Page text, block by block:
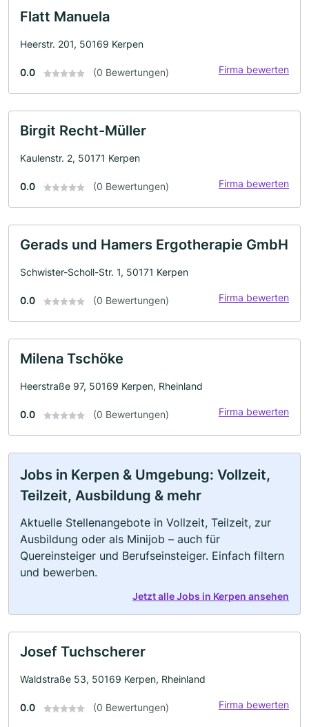
Flatt Manuela
Heerstr. 201, 50169 Kerpen
0.0 (0 Bewertungen) Firma bewerten
Birgit Recht-Müller
Kaulenstr. 2, 50171 Kerpen
0.0 (0 Bewertungen) Firma bewerten
Gerads und Hamers Ergotherapie GmbH
Schwister-Scholl-Str. 1, 50171 Kerpen
0.0 (0 Bewertungen) Firma bewerten
Milena Tschöke
Heerstraße 97, 50169 Kerpen, Rheinland
0.0 (0 Bewertungen) Firma bewerten
Jobs in Kerpen & Umgebung: Vollzeit,
Teilzeit, Ausbildung & mehr
Aktuelle Stellenangebote in Vollzeit, Teilzeit, zur
Ausbildung oder als Minijob – auch für
Quereinsteiger und Berufseinsteiger. Einfach filtern
und bewerben.
Jetzt alle Jobs in Kerpen ansehen
Josef Tuchscherer
Waldstraße 53, 50169 Kerpen, Rheinland
0.0 (0 Bewertungen) Firma bewerten